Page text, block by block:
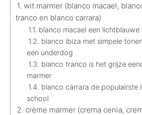
wit marmer (blanco macael,
tranco en blanco carrara)
blanco macael een
blanco ibiza met simpele
een underdog
blanco tranco is het grijze
marmer
blanco carrara de populairste
school
crème marmer (crema cenia,